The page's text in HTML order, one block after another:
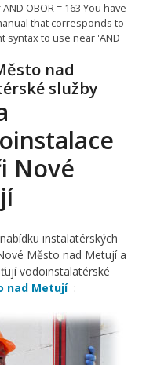
AND OBOR = 163 You have
that corresponds to
syntax to use near 'AND
nad
služby
Nové
instalatérských
Město nad Metují a
vodoinstalatérské
nad Metují: